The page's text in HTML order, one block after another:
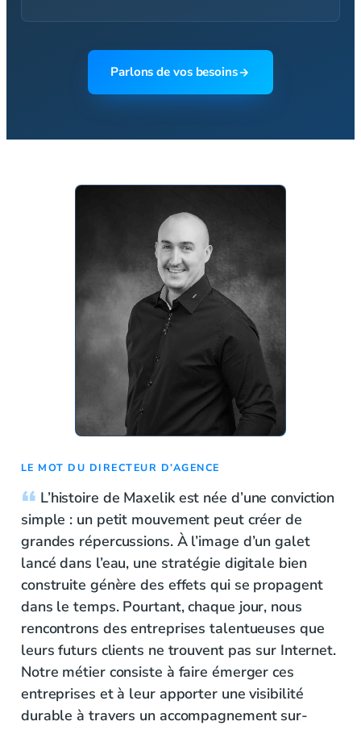
Parlons de vos besoins
LE MOT DU DIRECTEUR D’AGENCE
L’histoire de Maxelik est née d’une conviction
simple : un petit mouvement peut créer de
grandes répercussions. À l’image d’un galet
lancé dans l’eau, une stratégie digitale bien
construite génère des effets qui se propagent
dans le temps. Pourtant, chaque jour, nous
rencontrons des entreprises talentueuses que
leurs futurs clients ne trouvent pas sur Internet.
Notre métier consiste à faire émerger ces
entreprises et à leur apporter une visibilité
durable à travers un accompagnement sur-